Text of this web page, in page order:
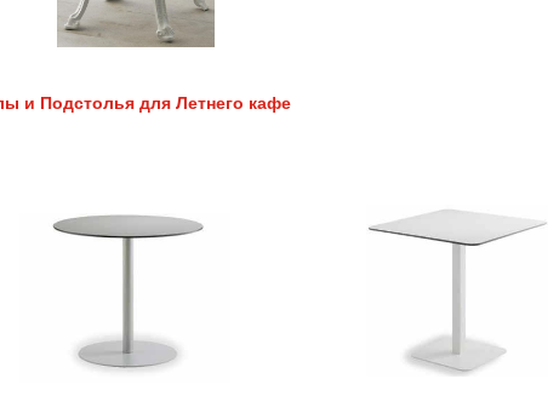
и Подстолья для Летнего кафе